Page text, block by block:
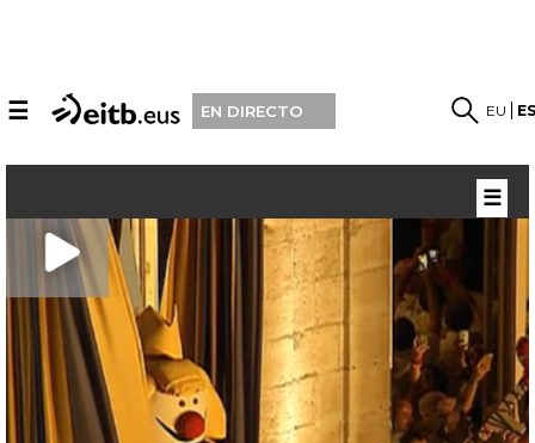
☰ EN DIRECTO EU
☰